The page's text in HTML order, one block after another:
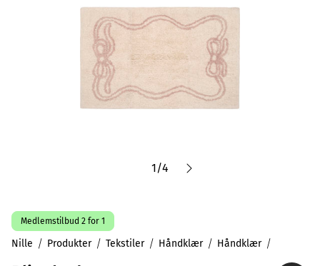
1/4
Medlemstilbud 2 for 1
Nille Produkter Tekstiler Håndklær Håndklær